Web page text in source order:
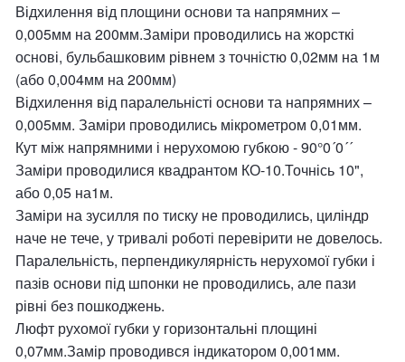
Відхилення від площини основи та напрямних –
0,005мм на 200мм.Заміри проводились на жорсткі
основі, бульбашковим рівнем з точністю 0,02мм на 1м
(або 0,004мм на 200мм)
Відхилення від паралельністі основи та напрямних –
0,005мм. Заміри проводились мікрометром 0,01мм.
Кут між напрямними і нерухомою губкою - 90°0´0´´
Заміри проводилися квадрантом КО-10.Точнісь 10",
або 0,05 на1м.
Заміри на зусилля по тиску не проводились, циліндр
наче не тече, у тривалі роботі перевірити не довелось.
Паралельність, перпендикулярність нерухомої губки і
пазів основи під шпонки не проводились, але пази
рівні без пошкоджень.
Люфт рухомої губки у горизонтальні площині
0,07мм.Замір проводився індикатором 0,001мм.